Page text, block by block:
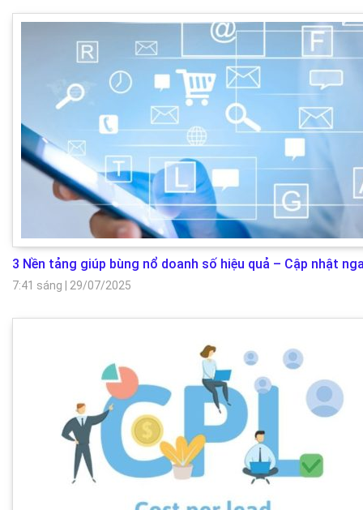
3 Nền tảng giúp bùng nổ doanh số hiệu quả – Cập nhật
7:41 sáng 29/07/2025